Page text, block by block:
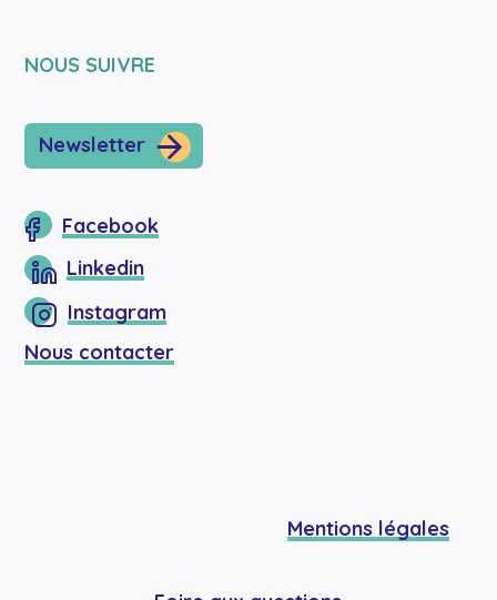
NOUS SUIVRE
Newsletter
Facebook
Linkedin
Instagram
Nous contacter
Mentions légales